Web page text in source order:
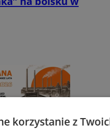
korzystanie z